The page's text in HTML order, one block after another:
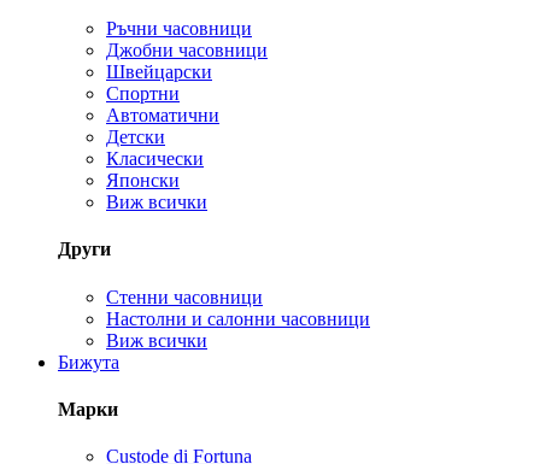
Ръчни часовници
Джобни часовници
Швейцарски
Спортни
Автоматични
Детски
Класически
Японски
Виж всички
Други
Стенни часовници
Настолни и салонни часовници
Виж всички
Бижута
Марки
Custode di Fortuna